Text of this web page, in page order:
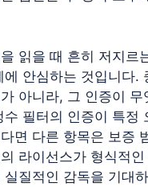
읽을 때 흔히 저지르
에 안심하는 것입니다.
아니라, 그 인증이 무
수 필터의 인증이 특정
면 다른 항목은 보증
라이선스가 형식적
실질적인 감독을 기대